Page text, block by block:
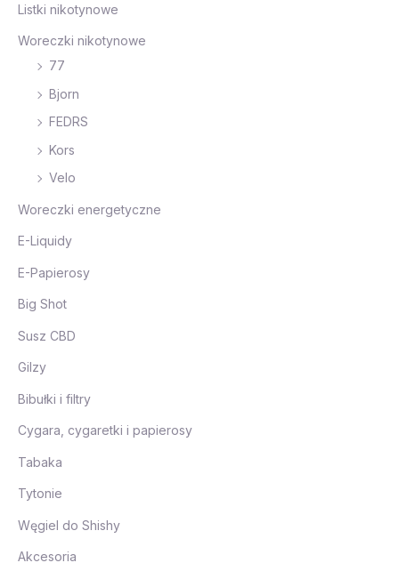
Listki nikotynowe
Woreczki nikotynowe
77
Bjorn
FEDRS
Kors
Velo
Woreczki energetyczne
E-Liquidy
E-Papierosy
Big Shot
Susz CBD
Gilzy
Bibułki i filtry
Cygara, cygaretki i papierosy
Tabaka
Tytonie
Węgiel do Shishy
Akcesoria